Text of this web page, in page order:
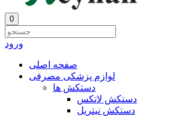
0
ورود
صفحه اصلی
لوازم پزشکی مصرفی
دستکش ها
دستکش لاتکس
دستکش نیتریل